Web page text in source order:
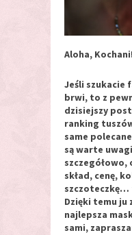
Aloha, Kochani!
Jeśli szukacie
brwi, to z
dzisiejszy
ranking
same
są warte
szczegółowo,
skład, cenę,
szczoteczkę…
Dzięki temu ju
najlepsza
sami,